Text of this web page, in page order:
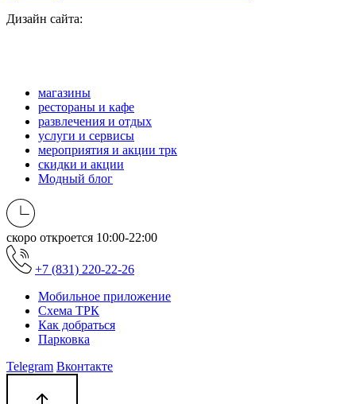
Дизайн сайта:
магазины
рестораны и кафе
развлечения и отдых
услуги и сервисы
мероприятия и акции трк
скидки и акции
Модный блог
скоро откроется 10:00-22:00
+7 (831) 220-22-26
Мобильное приложение
Схема ТРК
Как добраться
Парковка
Telegram Вконтакте